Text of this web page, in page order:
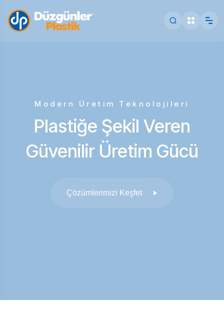
Modern Üretim Teknolojileri
Plastiğe Şekil Veren
Güvenilir Üretim Gücü
Çözümlerimizi Keşfet